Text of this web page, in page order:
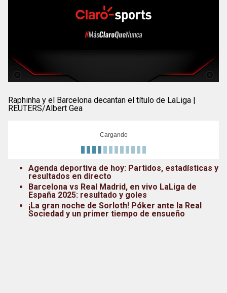
Raphinha y el Barcelona decantan el título de LaLiga |
REUTERS/Albert Gea
Cargando
Agenda deportiva de hoy: Partidos, estadísticas y
resultados en directo
Barcelona vs Real Madrid, en vivo LaLiga de
España 2025: resultado y goles
¡La gran noche de Sorloth! Póker ante la Real
Sociedad y un primer tiempo de ensueño